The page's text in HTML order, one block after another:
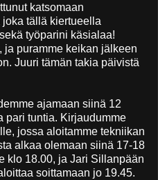
katsomaan
tällä kiertueella
sekä työparini käsialaa!
ja puramme keikan jälkeen
Juuri tämän takia päivistä
ajamaan siinä 12
pari tuntia. Kirjaudumme
jossa aloitamme tekniikan
alkaa olemaan siinä 17-18
klo 18.00, ja Jari Sillanpään
soittamaan jo 19.45.